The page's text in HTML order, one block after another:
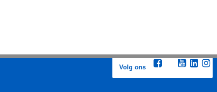
Volg ons